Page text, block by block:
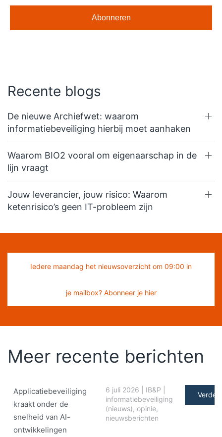
Recente blogs
De nieuwe Archiefwet: waarom
informatiebeveiliging hierbij moet aanhaken
Waarom BIO2 vooral om eigenaarschap in de
lijn vraagt
Jouw leverancier, jouw risico: Waarom
ketenrisico’s geen IT-probleem zijn
Iedere maandag het nieuwsoverzicht om 09:00 in
je mailbox? Abonneer je hier
Meer recente berichten
Applicatiebeveiliging
kraakt onder de
snelheid van AI-
ontwikkelingen
6 juli 2026 IB&P
informatiebeveiliging
(nieuws), opinie,
nieuwsberichten
Verder